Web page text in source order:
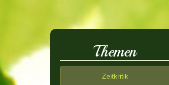
Themen
Zeitkritik